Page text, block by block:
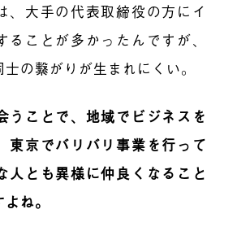
、大手の代表取締役の方にイ
ることが多かったんですが、
の繋がりが生まれにくい。
うことで、地域でビジネスを
東京でバリバリ事業を行って
人とも異様に仲良くなること
ね。